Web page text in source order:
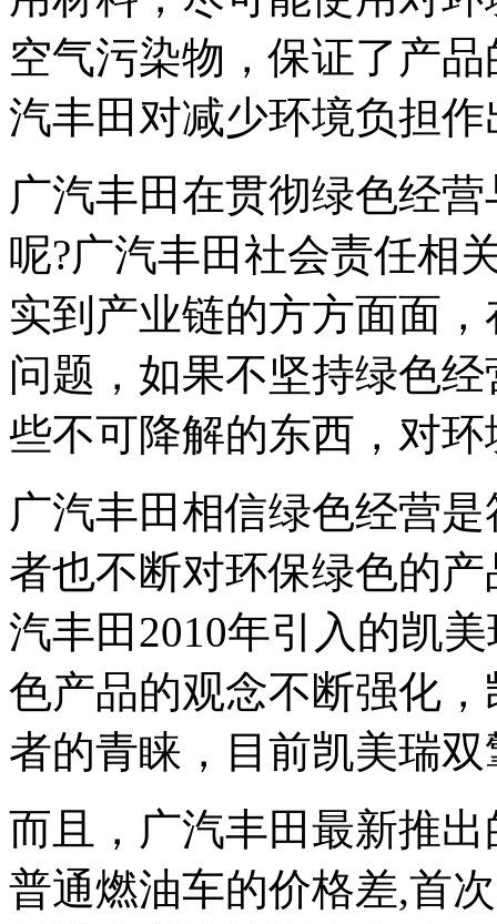
空气污染物，保证了产
汽丰田对减少环境负担
广汽丰田在贯彻绿色经
呢?广汽丰田社会责任相
实到产业链的方方面面
问题，如果不坚持绿色
些不可降解的东西，对
广汽丰田相信绿色经营
者也不断对环保绿色的
汽丰田2010年引入的凯
色产品的观念不断强化
者的青睐，目前凯美瑞
而且，广汽丰田最新推
普通燃油车的价格差,首